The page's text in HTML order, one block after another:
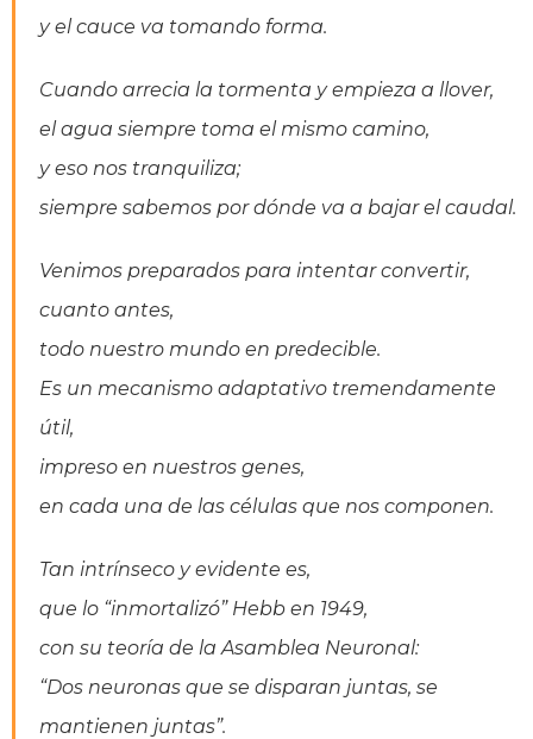
y el cauce va tomando forma.
Cuando arrecia la tormenta y empieza a llover,
el agua siempre toma el mismo camino,
y eso nos tranquiliza;
siempre sabemos por dónde va a bajar el caudal.
Venimos preparados para intentar convertir,
cuanto antes,
todo nuestro mundo en predecible.
Es un mecanismo adaptativo tremendamente
útil,
impreso en nuestros genes,
en cada una de las células que nos componen.
Tan intrínseco y evidente es,
que lo “inmortalizó” Hebb en 1949,
con su teoría de la Asamblea Neuronal:
“Dos neuronas que se disparan juntas, se
mantienen juntas”.